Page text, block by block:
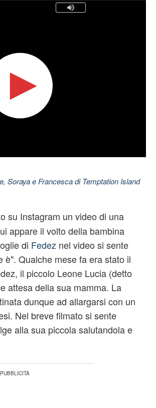
Soraya e Francesca di Temptation Island
su Instagram un video di una
appare il volto della bambina
di Fedez nel video si sente
è". Qualche mese fa era stato il
il piccolo Leone Lucia (detto
attesa della sua mamma. La
dunque ad allargarsi con un
Nel breve filmato si sente
alla sua piccola salutandola e